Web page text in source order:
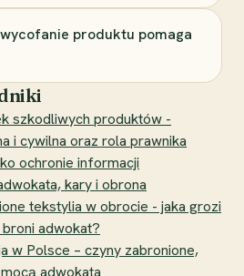
produktu pomaga
szkodliwych produktów -
i cywilna oraz rola prawnika
ochronie informacji
kary i obrona
tekstylia w obrocie - jaka grozi
adwokat?
w Polsce – czyny zabronione,
adwokata